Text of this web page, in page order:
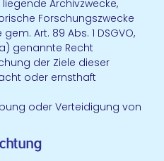
Archivzwecke,
Forschungszwecke
Art. 89 Abs. 1 DSGVO,
genannte Recht
der Ziele dieser
oder ernsthaft
oder Verteidigung von